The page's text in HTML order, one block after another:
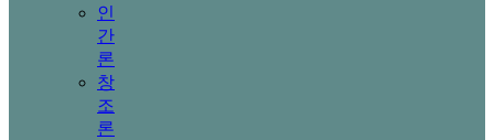
인
간
론
창
조
론